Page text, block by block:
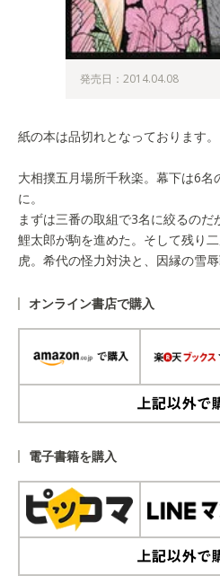
発売日：2014.04.08
紙の本は品切れとなっております。
大相撲五月場所千秋楽。幕下は6
に。
まずは三番の取組で3名に絞るのだ
鯉太郎が駒を進めた。そして残り
虎。希代の怪力対決と、因縁の雪
オンライン書店で購入
電子書籍を購入